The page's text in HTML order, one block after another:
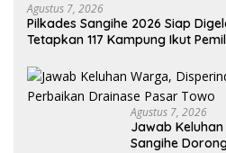
Agustus 7, 2026
Pilkades Sangihe 2026 Siap
Tetapkan 117 Kampung Ikut
Agustus 7, 2026
Jawab
Sangihe